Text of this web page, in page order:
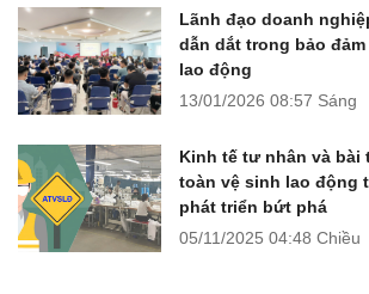
Lãnh đạo doanh
dẫn dắt trong bảo
lao động
13/01/2026 08:57 Sáng
Kinh tế tư nhân và bài
toàn vệ sinh lao động
phát triển bứt phá
05/11/2025 04:48 Chiều